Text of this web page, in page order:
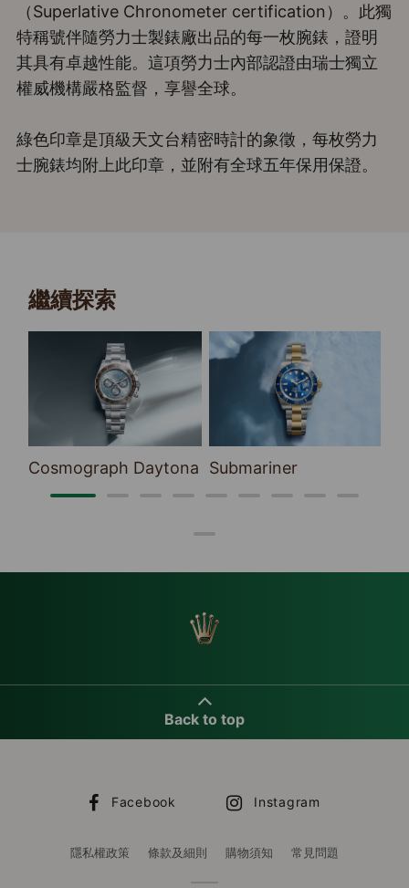
（Superlative Chronometer certification）。此獨
特稱號伴隨勞力士製錶廠出品的每一枚腕錶，證明
其具有卓越性能。這項勞力士內部認證由瑞士獨立
權威機構嚴格監督，享譽全球。
綠色印章是頂級天文台精密時計的象徵，每枚勞力
士腕錶均附上此印章，並附有全球五年保用保證。
繼續探索
Cosmograph Daytona Submariner
Back to top
Facebook Instagram
隱私權政策 條款及細則 購物須知 常見問題